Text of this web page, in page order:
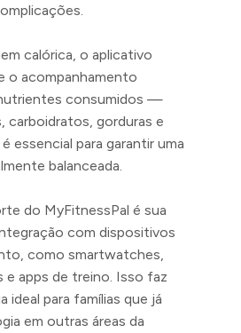
calórica, o aplicativo
o acompanhamento
consumidos —
carboidratos, gorduras e
essencial para garantir uma
balanceada.
do MyFitnessPal é sua
com dispositivos
como smartwatches,
e apps de treino. Isso faz
ideal para famílias que já
em outras áreas da